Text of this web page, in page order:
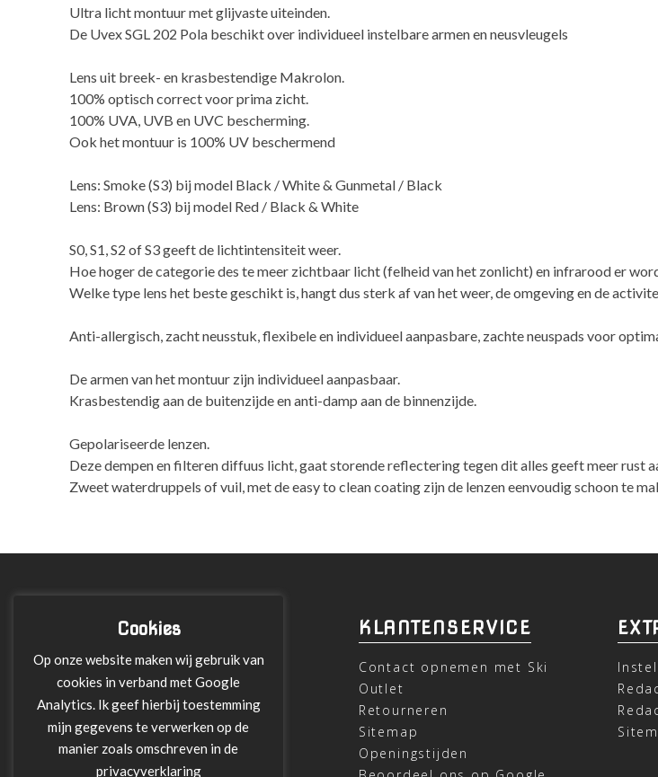
Ultra licht montuur met glijvaste uiteinden.
De Uvex SGL 202 Pola beschikt over individueel instelbare armen en neusvleugels
Lens uit breek- en krasbestendige Makrolon.
100% optisch correct voor prima zicht.
100% UVA, UVB en UVC bescherming.
Ook het montuur is 100% UV beschermend
Lens: Smoke (S3) bij model Black / White & Gunmetal / Black
Lens: Brown (S3) bij model Red / Black & White
S0, S1, S2 of S3 geeft de lichtintensiteit weer.
Hoe hoger de categorie des te meer zichtbaar licht (felheid van het zonlicht) en infrarood er
Welke type lens het beste geschikt is, hangt dus sterk af van het weer, de omgeving en de
Anti-allergisch, zacht neusstuk, flexibele en individueel aanpasbare, zachte neuspads voor
De armen van het montuur zijn individueel aanpasbaar.
Krasbestendig aan de buitenzijde en anti-damp aan de binnenzijde.
Gepolariseerde lenzen.
Deze dempen en filteren diffuus licht, gaat storende reflectering tegen dit alles geeft meer rust
Zweet waterdruppels of vuil, met de easy to clean coating zijn de lenzen eenvoudig schoon te
INFORMATIE
Over ons
Leveringen
Betalen met Klarna
Algemene Voorwaarden
Verzending
KLANTENSERVICE
Contact opnemen met Ski
Outlet
Retourneren
Sitemap
Openingstijden
Cookies
Op onze website maken wij gebruik van
cookies in verband met Google
Analytics. Ik geef hierbij toestemming
mijn gegevens te verwerken op de
manier zoals omschreven in de
privacyverklaring